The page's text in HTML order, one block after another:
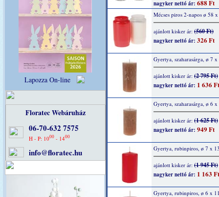
Lapozza On-line
Floratec Webáruház
06-70-632 7575
H - P: 1000- 1400
info@floratec.hu
nagyker nettó ár: 688 Ft
Mécses piros 2-napos ø 58
ajánlott kisker ár: (560 Ft)
nagyker nettó ár: 326 Ft
Gyertya, szaharasárga, ø 7
ajánlott kisker ár: (2 795 Ft)
nagyker nettó ár: 1 636 Ft
Gyertya, szaharasárga, ø 6
ajánlott kisker ár: (1 625 Ft)
nagyker nettó ár: 949 Ft
Gyertya, rubinpiros, ø 7 x
ajánlott kisker ár: (1 945 Ft)
nagyker nettó ár: 1 163 Ft
Gyertya, rubinpiros, ø 6 x